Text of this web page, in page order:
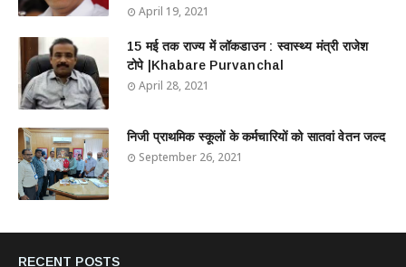
April 19, 2021
15 मई तक राज्य में लॉकडाउन : स्वास्थ्य मंत्री राजेश
टोपे |Khabare Purvanchal
April 28, 2021
निजी प्राथमिक स्कूलों के कर्मचारियों को सातवां वेतन जल्द
September 26, 2021
RECENT POSTS